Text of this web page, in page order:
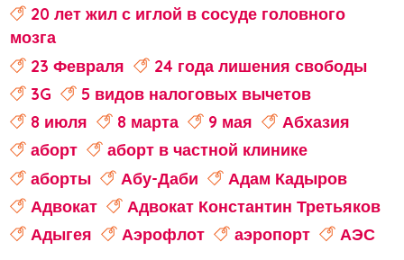
20 лет жил с иглой в сосуде головного
мозга
23 Февраля
24 года лишения свободы
3G
5 видов налоговых вычетов
8 июля
8 марта 9 мая
Абхазия
аборт
аборт в частной клинике
аборты
Абу-Даби
Адам Кадыров
Адвокат
Адвокат Константин Третьяков
Адыгея
Аэрофлот аэропорт
АЭС